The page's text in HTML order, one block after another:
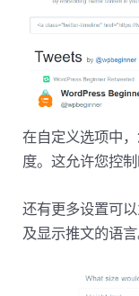
在自定义选项中
度。这允许您控
还有更多设置可
及显示推文的语言